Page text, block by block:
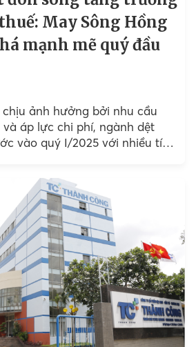
May Sông Hồng
mạnh mẽ quý đầu
ảnh hưởng bởi nhu cầu
áp lực chi phí, ngành dệt
vào quý I/2025 với nhiều tín